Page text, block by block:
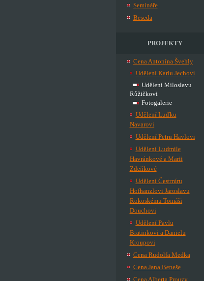
Semináře
Beseda
PROJEKTY
Cena Antonína Švehly
Udělení Karlu Jechovi
Udělení Miloslavu
Růžičkovi
Fotogalerie
Udělení Luďku
Navarovi
Udělení Petru Havlovi
Udělení Ludmile
Havránkové a Marii
Zdeňkové
Udělení Čestmíru
Hofhanzlovi Jaroslavu
Rokoskému Tomáši
Douchovi
Udělení Pavlu
Bratinkovi a Danielu
Kroupovi
Cena Rudolfa Medka
Cena Jana Beneše
Cena Alberta Prouzy